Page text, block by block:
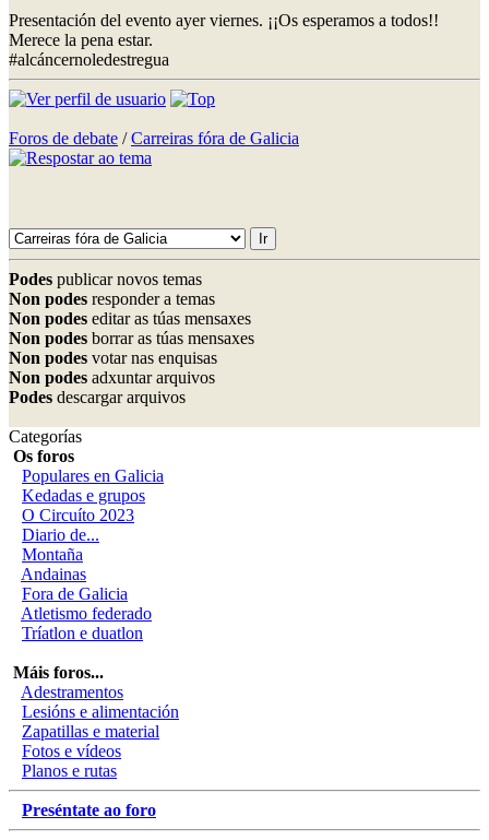
Presentación del evento ayer viernes. ¡¡Os esperamos a todos!!
Merece la pena estar.
#alcáncernoledestregua
Foros de debate /Carreiras fóra de Galicia
Podes publicar novos temas
Non podes responder a temas
Non podes editar as túas mensaxes
Non podes borrar as túas mensaxes
Non podes votar nas enquisas
Non podes adxuntar arquivos
Podes descargar arquivos
Categorías
Os foros
Populares en Galicia
Kedadas e grupos
O Circuíto 2023
Diario de...
Montaña
Andainas
Fora de Galicia
Atletismo federado
Tríatlon e duatlon
Máis foros...
Adestramentos
Lesións e alimentación
Zapatillas e material
Fotos e vídeos
Planos e rutas
Preséntate ao foro